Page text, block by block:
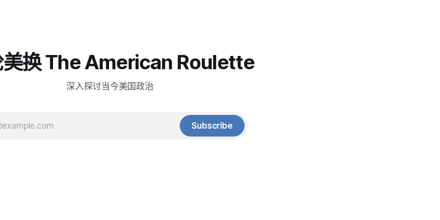
换 The American Roulette
深入探讨当今美国政治
Subscribe